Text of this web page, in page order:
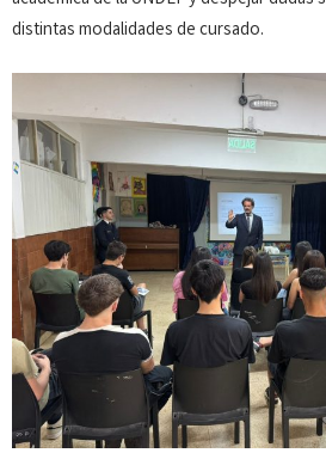
distintas modalidades de cursado.